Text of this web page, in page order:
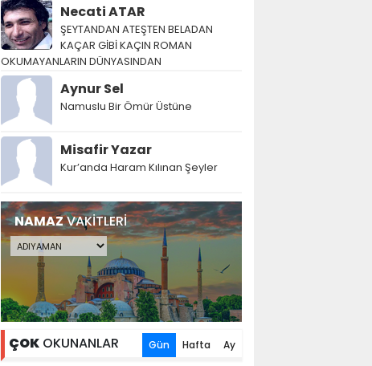
Necati ATAR
ŞEYTANDAN ATEŞTEN BELADAN
KAÇAR GİBİ KAÇIN ROMAN
OKUMAYANLARIN DÜNYASINDAN
Aynur Sel
Namuslu Bir Ömür Üstüne
Misafir Yazar
Kur’anda Haram Kılınan Şeyler
NAMAZVAKİTLERİ
ÇOK OKUNANLAR Gün Hafta Ay